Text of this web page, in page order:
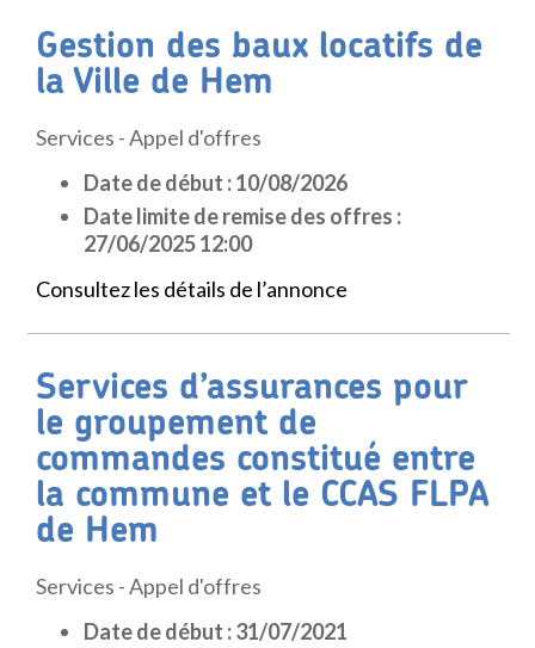
Gestion des baux locatifs de
la Ville de Hem
Services - Appel d'offres
Date de début : 10/08/2026
Date limite de remise des offres :
27/06/2025 12:00
Consultez les détails de l’annonce
Services d’assurances pour
le groupement de
commandes constitué entre
la commune et le CCAS FLPA
de Hem
Services - Appel d'offres
Date de début : 31/07/2021